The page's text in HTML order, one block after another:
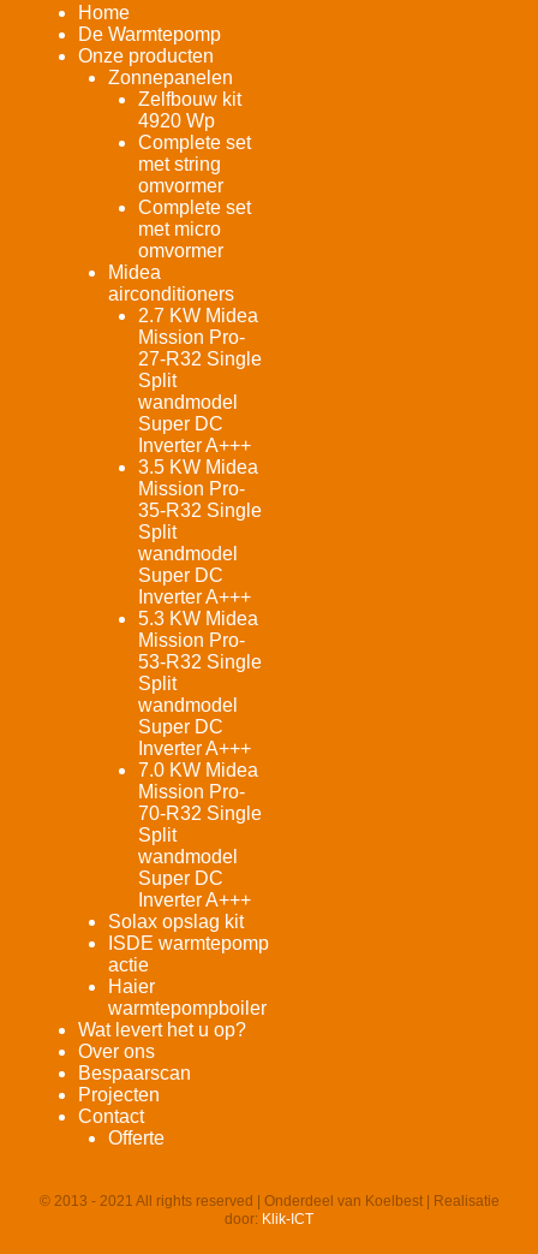
Home
De Warmtepomp
Onze producten
Zonnepanelen
Zelfbouw kit
4920 Wp
Complete set
met string
omvormer
Complete set
met micro
omvormer
Midea
airconditioners
2.7 KW Midea
Mission Pro-
27-R32 Single
Split
wandmodel
Super DC
Inverter A+++
3.5 KW Midea
Mission Pro-
35-R32 Single
Split
wandmodel
Super DC
Inverter A+++
5.3 KW Midea
Mission Pro-
53-R32 Single
Split
wandmodel
Super DC
Inverter A+++
7.0 KW Midea
Mission Pro-
70-R32 Single
Split
wandmodel
Super DC
Inverter A+++
Solax opslag kit
ISDE warmtepomp
actie
Haier
warmtepompboiler
Wat levert het u op?
Over ons
Bespaarscan
Projecten
Contact
Offerte
© 2013 - 2021 All rights reserved | Onderdeel van Koelbest | Realisatie
door: Klik-ICT